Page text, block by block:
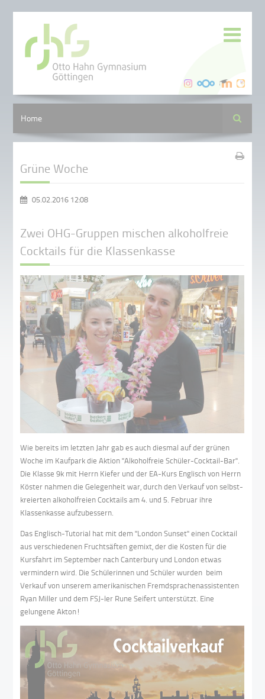
Home Suche
Grüne Woche
05.02.2016 12:08
Zwei OHG-Gruppen mischen alkoholfreie
Cocktails für die Klassenkasse
Wie bereits im letzten Jahr gab es auch diesmal auf der grünen
Woche im Kaufpark die Aktion "Alkoholfreie Schüler-Cocktail-Bar".
Die Klasse 9k mit Herrn Kiefer und der EA-Kurs Englisch von Herrn
Köster nahmen die Gelegenheit war, durch den Verkauf von selbst-
kreierten alkoholfreien Cocktails am 4. und 5. Februar ihre
Klassenkasse aufzubessern.
Das Englisch-Tutorial hat mit dem "London Sunset" einen Cocktail
aus verschiedenen Fruchtsäften gemixt, der die Kosten für die
Kursfahrt im September nach Canterbury und London etwas
vermindern wird. Die Schülerinnen und Schüler wurden beim
Verkauf von unserem amerikanischen Fremdsprachenassistenten
Ryan Miller und dem FSJ-ler Rune Seifert unterstützt. Eine
gelungene Akton!